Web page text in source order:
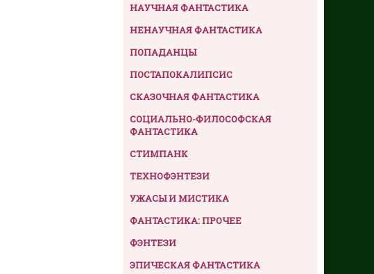
НАУЧНАЯ ФАНТАСТИКА
НЕНАУЧНАЯ ФАНТАСТИКА
ПОПАДАНЦЫ
ПОСТАПОКАЛИПСИС
СКАЗОЧНАЯ ФАНТАСТИКА
СОЦИАЛЬНО-ФИЛОСОФСКАЯ
ФАНТАСТИКА
СТИМПАНК
ТЕХНОФЭНТЕЗИ
УЖАСЫ И МИСТИКА
ФАНТАСТИКА: ПРОЧЕЕ
ФЭНТЕЗИ
ЭПИЧЕСКАЯ ФАНТАСТИКА